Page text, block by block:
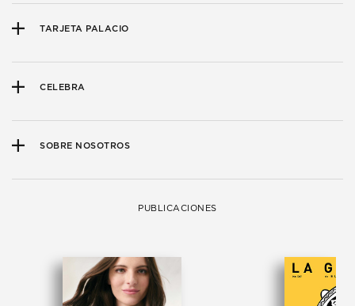
TARJETA PALACIO
CELEBRA
SOBRE NOSOTROS
PUBLICACIONES